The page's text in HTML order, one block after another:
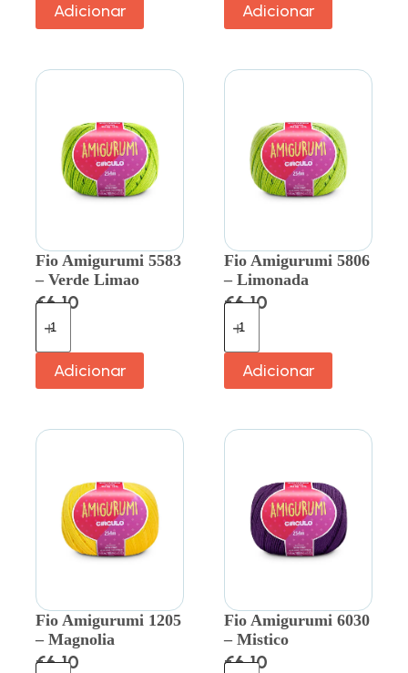
Adicionar Adicionar
Fio Amigurumi 5583
– Verde Limao
€6.10
Adicionar
Fio Amigurumi 5806
– Limonada
€6.10
Adicionar
Fio Amigurumi 1205
– Magnolia
€6.10
Fio Amigurumi 6030
– Mistico
€6.10